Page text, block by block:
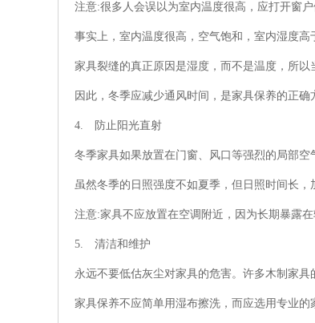
注意:很多人会误以为室内温度很高，应打开窗
事实上，室内温度很高，空气饱和，室内湿度高
家具裂缝的真正原因是湿度，而不是温度，所以
因此，冬季应减少通风时间，是家具保养的正确
4. 防止阳光直射
冬季家具如果放置在门窗、风口等强烈的局部空
虽然冬季的日照强度不如夏季，但日照时间长
注意:家具不应放置在空调附近，因为长期暴露
5. 清洁和维护
永远不要低估灰尘对家具的危害。许多木制家具
家具保养不应简单用湿布擦洗，而应选用专业的